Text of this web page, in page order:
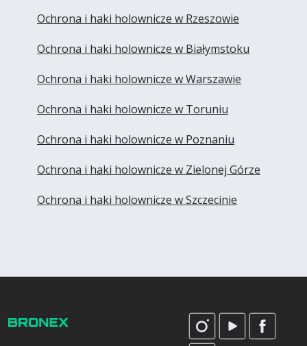
Ochrona i haki holownicze w Rzeszowie
Ochrona i haki holownicze w Białymstoku
Ochrona i haki holownicze w Warszawie
Ochrona i haki holownicze w Toruniu
Ochrona i haki holownicze w Poznaniu
Ochrona i haki holownicze w Zielonej Górze
Ochrona i haki holownicze w Szczecinie